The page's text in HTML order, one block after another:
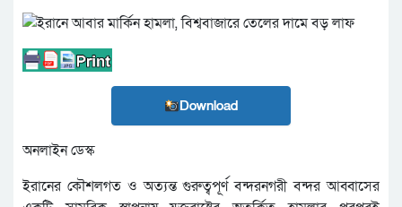
Download
অনলাইন ডেস্ক
ইরানের কৌশলগত ও অত্যন্ত গুরুত্বপূর্ণ বন্দরনগরী বন্দর আব্বাসের